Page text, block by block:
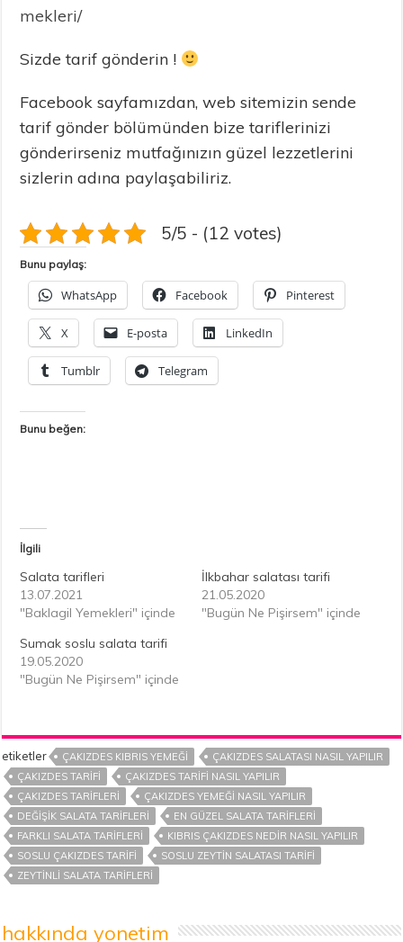
mekleri/
Sizde tarif gönderin !
Facebook sayfamızdan, web sitemizin sende
tarif gönder bölümünden bize tariflerinizi
gönderirseniz mutfağınızın güzel lezzetlerini
sizlerin adına paylaşabiliriz.
5/5 - (12 votes)
Bunu paylaş:
WhatsApp Facebook Pinterest
X E-posta LinkedIn
Tumblr Telegram
Bunu beğen:
İlgili
Salata tarifleri
13.07.2021
"Baklagil Yemekleri" içinde
İlkbahar salatası tarifi
21.05.2020
"Bugün Ne Pişirsem" içinde
Sumak soslu salata tarifi
19.05.2020
"Bugün Ne Pişirsem" içinde
etiketler ÇAKIZDES KIBRIS YEMEĞI
ÇAKIZDES SALATASI NASIL YAPILIR
ÇAKIZDES TARIFI
ÇAKIZDES TARIFI NASIL YAPILIR
ÇAKIZDES TARIFLERI
ÇAKIZDES YEMEĞI NASIL YAPILIR
DEĞIŞIK SALATA TARIFLERI
EN GÜZEL SALATA TARIFLERI
FARKLI SALATA TARIFLERI
KIBRIS ÇAKIZDES NEDIR NASIL YAPILIR
SOSLU ÇAKIZDES TARIFI
SOSLU ZEYTIN SALATASI TARIFI
ZEYTINLI SALATA TARIFLERI
hakkında yonetim